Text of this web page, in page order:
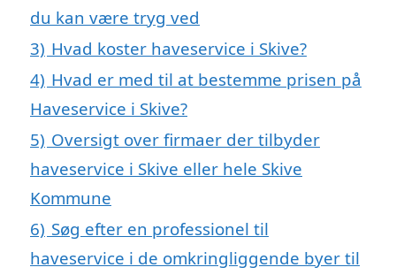
du kan være tryg ved
3) Hvad koster haveservice i Skive?
4) Hvad er med til at bestemme prisen på
Haveservice i Skive?
5) Oversigt over firmaer der tilbyder
haveservice i Skive eller hele Skive
Kommune
6) Søg efter en professionel til
haveservice i de omkringliggende byer til